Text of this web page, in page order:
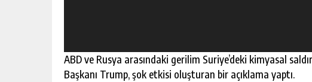
ABD ve Rusya arasındaki gerilim Suriye’deki kimyasal
Başkanı Trump, şok etkisi oluşturan bir açıklama yaptı.